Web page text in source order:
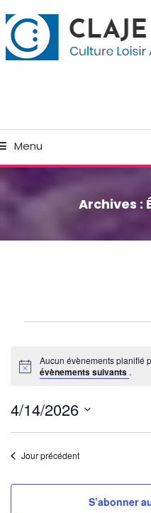
Menu
Archives :
avril
2026
Notice
Aucun évènements planifié
évènements suivants .
4/14/2026
Sélectionnez
uneJour précédent
S’abonner